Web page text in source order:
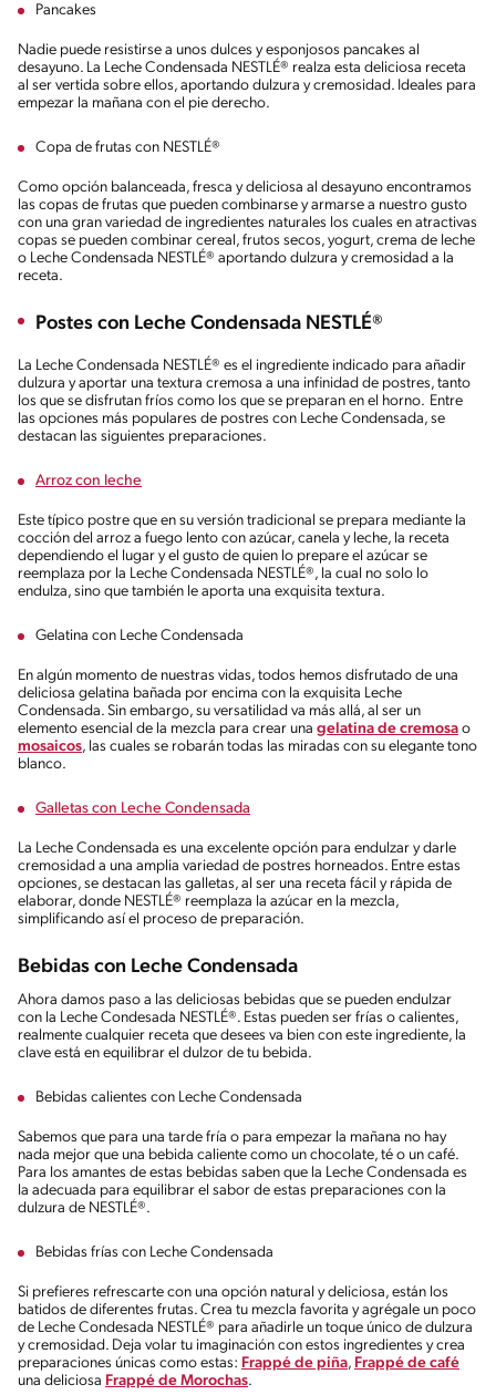
Pancakes
Nadie puede resistirse a unos dulces y esponjosos pancakes al
desayuno. La Leche Condensada NESTLÉ® realza esta deliciosa receta
al ser vertida sobre ellos, aportando dulzura y cremosidad. Ideales para
empezar la mañana con el pie derecho.
Copa de frutas con NESTLÉ®
Como opción balanceada, fresca y deliciosa al desayuno encontramos
las copas de frutas que pueden combinarse y armarse a nuestro gusto
con una gran variedad de ingredientes naturales los cuales en atractivas
copas se pueden combinar cereal, frutos secos, yogurt, crema de leche
o Leche Condensada NESTLÉ® aportando dulzura y cremosidad a la
receta.
Postes con Leche Condensada NESTLÉ®
La Leche Condensada NESTLÉ® es el ingrediente indicado para añadir
dulzura y aportar una textura cremosa a una infinidad de postres, tanto
los que se disfrutan fríos como los que se preparan en el horno. Entre
las opciones más populares de postres con Leche Condensada, se
destacan las siguientes preparaciones.
Arroz con leche
Este típico postre que en su versión tradicional se prepara mediante la
cocción del arroz a fuego lento con azúcar, canela y leche, la receta
dependiendo el lugar y el gusto de quien lo prepare el azúcar se
reemplaza por la Leche Condensada NESTLÉ®, la cual no solo lo
endulza, sino que también le aporta una exquisita textura.
Gelatina con Leche Condensada
En algún momento de nuestras vidas, todos hemos disfrutado de una
deliciosa gelatina bañada por encima con la exquisita Leche
Condensada. Sin embargo, su versatilidad va más allá, al ser un
elemento esencial de la mezcla para crear una gelatina de cremosa o
mosaicos, las cuales se robarán todas las miradas con su elegante tono
blanco.
Galletas con Leche Condensada
La Leche Condensada es una excelente opción para endulzar y darle
cremosidad a una amplia variedad de postres horneados. Entre estas
opciones, se destacan las galletas, al ser una receta fácil y rápida de
elaborar, donde NESTLÉ® reemplaza la azúcar en la mezcla,
simplificando así el proceso de preparación.
Bebidas con Leche Condensada
Ahora damos paso a las deliciosas bebidas que se pueden endulzar
con la Leche Condesada NESTLÉ®. Estas pueden ser frías o calientes,
realmente cualquier receta que desees va bien con este ingrediente, la
clave está en equilibrar el dulzor de tu bebida.
Bebidas calientes con Leche Condensada
Sabemos que para una tarde fría o para empezar la mañana no hay
nada mejor que una bebida caliente como un chocolate, té o un café.
Para los amantes de estas bebidas saben que la Leche Condensada es
la adecuada para equilibrar el sabor de estas preparaciones con la
dulzura de NESTLÉ®.
Bebidas frías con Leche Condensada
Si prefieres refrescarte con una opción natural y deliciosa, están los
batidos de diferentes frutas. Crea tu mezcla favorita y agrégale un poco
de Leche Condesada NESTLÉ® para añadirle un toque único de dulzura
y cremosidad. Deja volar tu imaginación con estos ingredientes y crea
preparaciones únicas como estas: Frappé de piña, Frappé de café
una deliciosa Frappé de Morochas.